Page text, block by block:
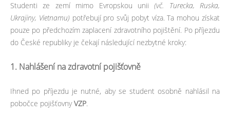
Studenti ze zemí mimo Evropskou unii(vč. Turecka, Ruska,
Ukrajiny, Vietnamu) potřebují pro svůj pobyt víza. Ta mohou získat
pouze po předchozím zaplacení zdravotního pojištění. Po příjezdu
do České republiky je čekají následující nezbytné kroky:
1. Nahlášení na zdravotní pojišťovně
Ihned po příjezdu je nutné, aby se student osobně nahlásil na
pobočce pojišťovnyVZP.